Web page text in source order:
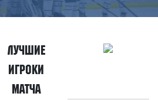
Лучшие
игроки
матча